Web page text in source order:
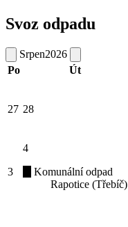
Svoz odpadu
Srpen2026
Po
Út
27 28
3
4
Komunální odpad
Rapotice (Třebíč)